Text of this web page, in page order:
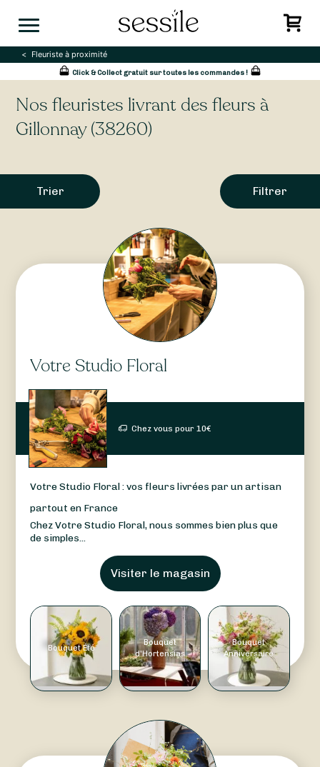
Fleuriste à proximité
Click & Collect gratuit sur toutes les commandes !
Nos fleuristes livrant des fleurs à
Gillonnay (38260)
Trier Filtrer
Votre Studio Floral
Chez vous pour10€
Votre Studio Floral : vos fleurs livrées par un artisan
partout en France
Chez Votre Studio Floral, nous sommes bien plus que
de simples...
Visiter le magasin
Bouquet Été
Bouquet
d'Hortensias
Bouquet
Anniversaire